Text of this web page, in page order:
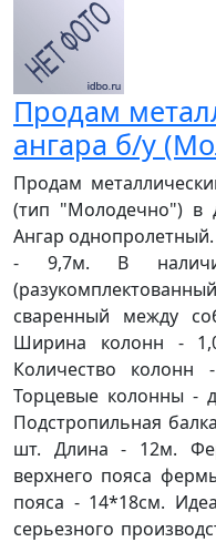
Продам
ангара б/у
Продам
(тип "Молодечно") в
Ангар
- 9,7м. В
сваренный между
Ширина колонн -
Количество
Торцевые колонны -
Подстропильная
шт. Длина - 12м.
верхнего пояса
пояса - 14*18см.
серьезного